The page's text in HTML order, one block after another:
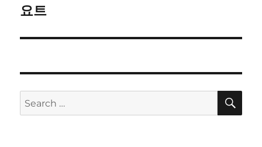
Next
요트
Search
for: